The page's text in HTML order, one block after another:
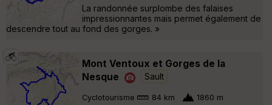
La randonnée surplombe des falaises
impressionnantes mais permet également de
descendre tout au fond des gorges. »
Mont Ventoux et Gorges de la
Nesque
Sault
Cyclotourisme 84 km 1860 m